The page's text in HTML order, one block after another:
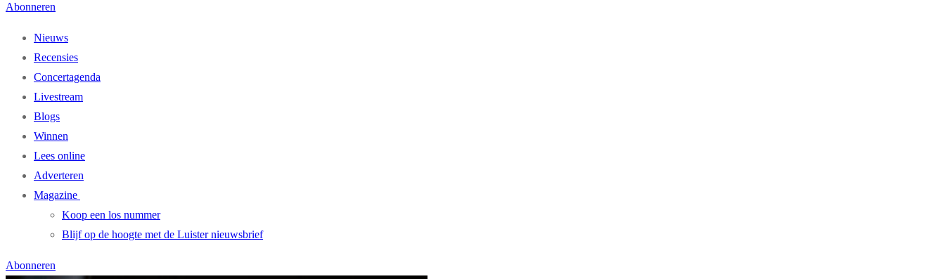
Abonneren
Nieuws
Recensies
Concertagenda
Livestream
Blogs
Winnen
Lees online
Adverteren
Magazine
Koop een los nummer
Blijf op de hoogte met de Luister nieuwsbrief
Abonneren